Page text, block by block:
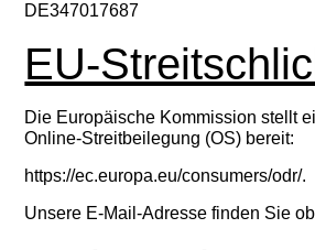
DE347017687
EU-
Die Europäische Kommission stellt
Online-Streitbeilegung (OS) bereit:
https://ec.europa.eu/consumers/odr/.
Unsere E-Mail-Adresse finden Sie